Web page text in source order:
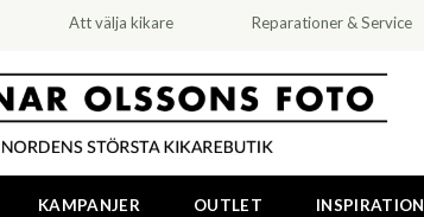
Att välja kikare Reparationer & Service
KAMPANJER OUTLET INSPIRATION